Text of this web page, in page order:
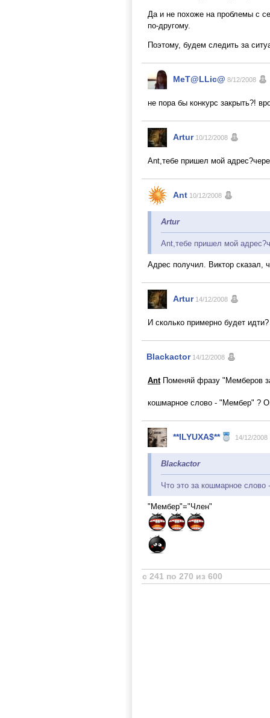
Да и не похоже на проблемы с
по-другому.
Поэтому, будем следить за
MeT@LLic@ 8/12/2008
не пора бы конкурс закрыть?!
Artur 10/12/2008
Ant,тебе пришел мой
Ant 10/12/2008
Artur
Ant,тебе пришел мой
Адрес получил. Виктор сказал,
Artur 14/12/2008
И сколько примерно будет идти?
Blackactor 14/12/2008
AntПоменяй фразу "Мемберов
кошмарное слово - "Мембер" ?
**ILYUXA$** 14/12/2008
Blackactor
Что это за кошмарное
"Мембер"="Член"
с 241 по 270 из 600